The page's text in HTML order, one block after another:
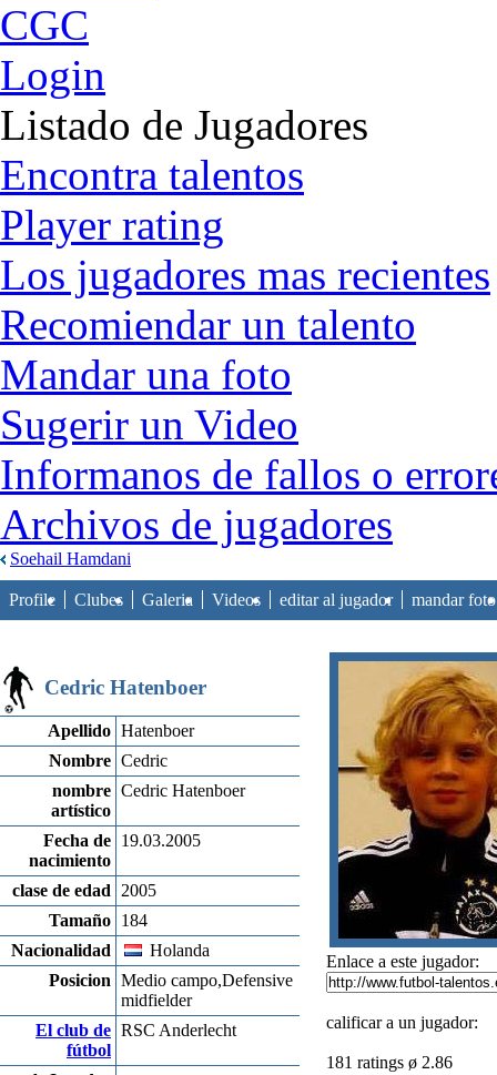
CGC
Login
Listado de Jugadores
Encontra talentos
Player rating
Los jugadores mas recientes
Recomiendar un talento
Mandar una foto
Sugerir un Video
Informanos de fallos o
Archivos de jugadores
Soehail Hamdani
Profile Clubes Galeria Videos editar al jugador mandar foto
Cedric Hatenboer
Apellido Hatenboer
Nombre Cedric
nombre
artístico
Cedric Hatenboer
Fecha de
nacimiento
19.03.2005
clase de edad
2005
Tamaño 184
Nacionalidad
Holanda
Posicion Medio campo,Defensive
midfielder
El club de
fútbol
RSC Anderlecht
Enlace a este jugador:
calificar a un jugador:
181 ratings ø 2.86